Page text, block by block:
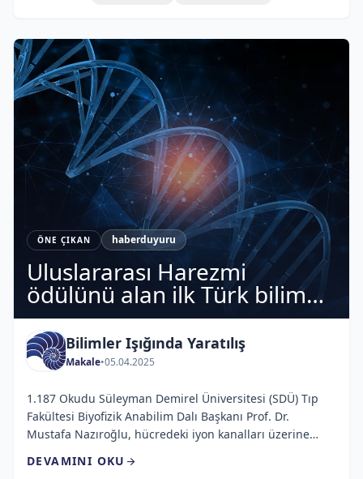
ÖNE ÇIKAN haberduyuru
Uluslararası Harezmi
ödülünü alan ilk Türk bilim
adamı: Prof. Dr. Mustafa
Nazıroğlu
Bilimler Işığında Yaratılış
Makale•05.04.2025
1.187 Okudu Süleyman Demirel Üniversitesi (SDÜ) Tıp
Fakültesi Biyofizik Anabilim Dalı Başkanı Prof. Dr.
Mustafa Nazıroğlu, hücredeki iyon kanalları üzerine
bağlı İran Bilim ve Teknoloji Araştırma Örgütü (IROST)
DEVAMINI OKU arrow_forward